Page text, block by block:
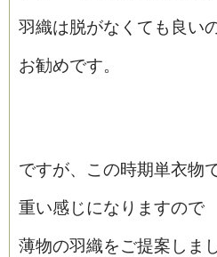
羽織は脱がなくても良い
お勧めです。
ですが、この時期単衣物
重い感じになりますので
薄物の羽織をご提案しま